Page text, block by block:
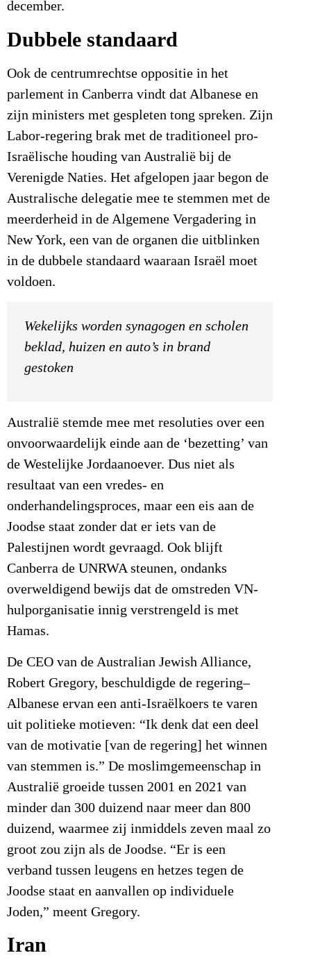
december.
Dubbele standaard
Ook de centrumrechtse oppositie in het
parlement in Canberra vindt dat Albanese en
zijn ministers met gespleten tong spreken. Zijn
Labor-regering brak met de traditioneel pro-
Israëlische houding van Australië bij de
Verenigde Naties. Het afgelopen jaar begon de
Australische delegatie mee te stemmen met de
meerderheid in de Algemene Vergadering in
New York, een van de organen die uitblinken
in de dubbele standaard waaraan Israël moet
voldoen.
Wekelijks worden synagogen en scholen
beklad, huizen en auto’s in brand
gestoken
Australië stemde mee met resoluties over een
onvoorwaardelijk einde aan de ‘bezetting’ van
de Westelijke Jordaanoever. Dus niet als
resultaat van een vredes- en
onderhandelingsproces, maar een eis aan de
Joodse staat zonder dat er iets van de
Palestijnen wordt gevraagd. Ook blijft
Canberra de UNRWA steunen, ondanks
overweldigend bewijs dat de omstreden VN-
hulporganisatie innig verstrengeld is met
Hamas.
De CEO van de Australian Jewish Alliance,
Robert Gregory, beschuldigde de regering–
Albanese ervan een anti-Israëlkoers te varen
uit politieke motieven: “Ik denk dat een deel
van de motivatie [van de regering] het winnen
van stemmen is.” De moslimgemeenschap in
Australië groeide tussen 2001 en 2021 van
minder dan 300 duizend naar meer dan 800
duizend, waarmee zij inmiddels zeven maal zo
groot zou zijn als de Joodse. “Er is een
verband tussen leugens en hetzes tegen de
Joodse staat en aanvallen op individuele
Joden,” meent Gregory.
Iran